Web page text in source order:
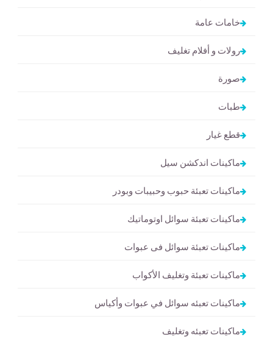
خامات عامة
رولات و أفلام تغليف
صورة
طبات
قطع غيار
ماكينات اندكشن سيل
ماكينات تعبئة حبوب وحبيبات وبودر
ماكينات تعبئة سوائل اوتوماتيك
ماكينات تعبئة سوائل فى عبوات
ماكينات تعبئة وتغليف الأكواب
ماكينات تعبئه سوائل في عبوات وأكياس
ماكينات تعبئه وتغليف